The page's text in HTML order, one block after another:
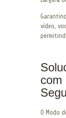
vídeo,
com
O Modo